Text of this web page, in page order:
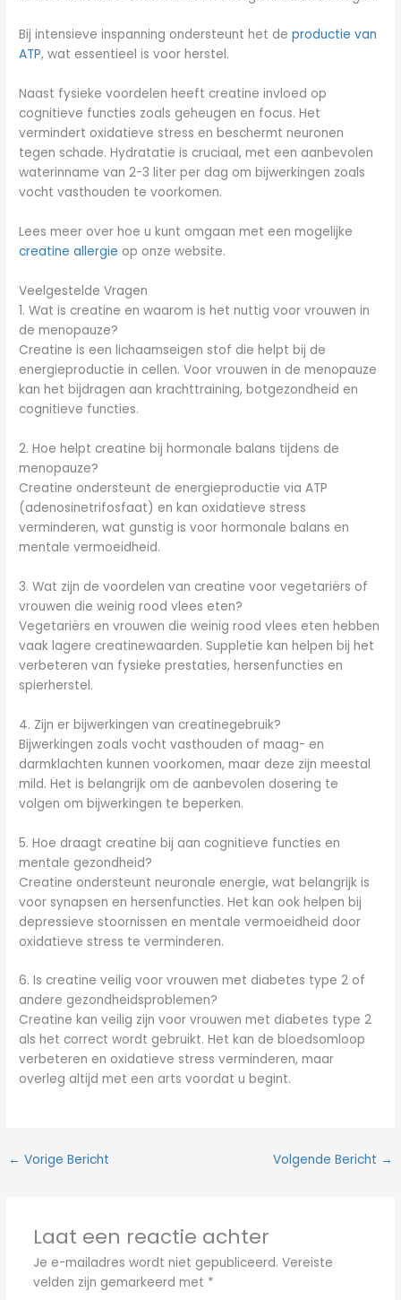
Bij intensieve inspanning ondersteunt het deproductie van
ATP, wat essentieel is voor herstel.
Naast fysieke voordelen heeft creatine invloed op
cognitieve functies zoals geheugen en focus. Het
vermindert oxidatieve stress en beschermt neuronen
tegen schade. Hydratatie is cruciaal, met een aanbevolen
waterinname van 2-3 liter per dag om bijwerkingen zoals
vocht vasthouden te voorkomen.
Lees meer over hoe u kunt omgaan met een mogelijke
creatine allergie op onze website.
Veelgestelde Vragen
1. Wat is creatine en waarom is het nuttig voor vrouwen in
de menopauze?
Creatine is een lichaamseigen stof die helpt bij de
energieproductie in cellen. Voor vrouwen in de menopauze
kan het bijdragen aan krachttraining, botgezondheid en
cognitieve functies.
2. Hoe helpt creatine bij hormonale balans tijdens de
menopauze?
Creatine ondersteunt de energieproductie via ATP
(adenosinetrifosfaat) en kan oxidatieve stress
verminderen, wat gunstig is voor hormonale balans en
mentale vermoeidheid.
3. Wat zijn de voordelen van creatine voor vegetariërs of
vrouwen die weinig rood vlees eten?
Vegetariërs en vrouwen die weinig rood vlees eten hebben
vaak lagere creatinewaarden. Suppletie kan helpen bij het
verbeteren van fysieke prestaties, hersenfuncties en
spierherstel.
4. Zijn er bijwerkingen van creatinegebruik?
Bijwerkingen zoals vocht vasthouden of maag- en
darmklachten kunnen voorkomen, maar deze zijn meestal
mild. Het is belangrijk om de aanbevolen dosering te
volgen om bijwerkingen te beperken.
5. Hoe draagt creatine bij aan cognitieve functies en
mentale gezondheid?
Creatine ondersteunt neuronale energie, wat belangrijk is
voor synapsen en hersenfuncties. Het kan ook helpen bij
depressieve stoornissen en mentale vermoeidheid door
oxidatieve stress te verminderen.
6. Is creatine veilig voor vrouwen met diabetes type 2 of
andere gezondheidsproblemen?
Creatine kan veilig zijn voor vrouwen met diabetes type 2
als het correct wordt gebruikt. Het kan de bloedsomloop
verbeteren en oxidatieve stress verminderen, maar
overleg altijd met een arts voordat u begint.
← Vorige Bericht Volgende Bericht →
Laat een reactie achter
Je e-mailadres wordt niet gepubliceerd. Vereiste
velden zijn gemarkeerd met *